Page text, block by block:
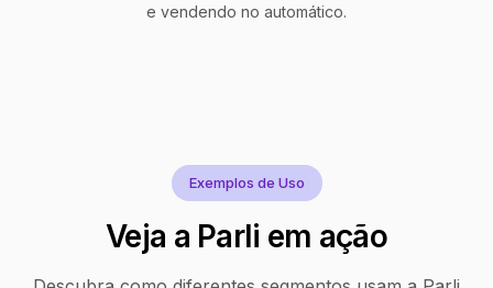
e vendendo no automático.
Exemplos de Uso
Veja a Parli em ação